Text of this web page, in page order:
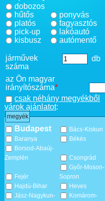
dobozos
hűtős
platós
pick-up
kisbusz
ponyvás
fagyasztós
lakóautó
autómentő
járművek
száma
db
az Ön magyar
irányítószáma*
csak néhány megyékből
várok ajánlatot:
megyék
Budapest
Bács-Kiskun
Baranya
Békés
Borsod-Abaúj-
Zemplén
Csongrád
Fejér
Győr-Moson-
Sopron
Hajdú-Bihar
Heves
Jász-Nagykun-
Komárom-